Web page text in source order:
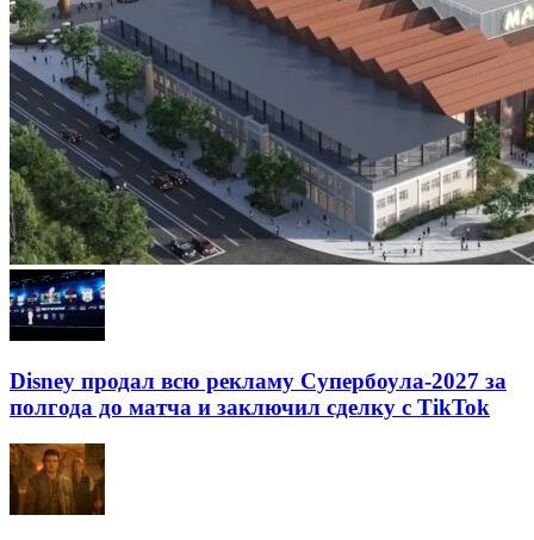
Disney продал всю рекламу Супербоула-2027 за
полгода до матча и заключил сделку с TikTok